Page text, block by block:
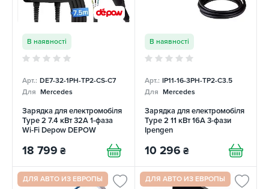
В наявності
Арт.: DE7-32-1PH-TP2-CS-C7
Для Mercedes
Зарядка для електромобіля
Type 2 7.4 кВт 32А 1-фаза
Wi-Fi Depow DEPOW
18 799 ₴
В наявності
Арт.: IP11-16-3PH-TP2-C3.5
Для Mercedes
Зарядка для електромобіля
Type 2 11 кВт 16A 3-фази
Ipengen
10 296 ₴
ДЛЯ АВТО ИЗ ЕВРОПЫ ДЛЯ АВТО ИЗ ЕВРОПЫ